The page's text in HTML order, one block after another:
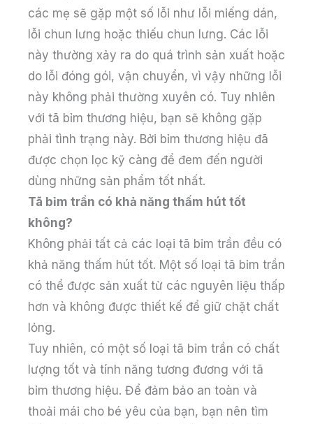
các mẹ sẽ gặp một số lỗi như lỗi miếng dán,
lỗi chun lưng hoặc thiếu chun lưng. Các lỗi
này thường xảy ra do quá trình sản xuất hoặc
do lỗi đóng gói, vận chuyển, vì vậy những lỗi
này không phải thường xuyên có. Tuy nhiên
với tã bỉm thương hiệu, bạn sẽ không gặp
phải tình trạng này. Bởi bỉm thương hiệu đã
được chọn lọc kỹ càng để đem đến người
dùng những sản phẩm tốt nhất.
Tã bỉm trần có khả năng thấm hút tốt
không?
Không phải tất cả các loại tã bỉm trần đều có
khả năng thấm hút tốt. Một số loại tã bỉm trần
có thể được sản xuất từ các nguyên liệu thấp
hơn và không được thiết kế để giữ chặt chất
lỏng.
Tuy nhiên, có một số loại tã bỉm trần có chất
lượng tốt và tính năng tương đương với tã
bỉm thương hiệu. Để đảm bảo an toàn và
thoải mái cho bé yêu của bạn, bạn nên tìm